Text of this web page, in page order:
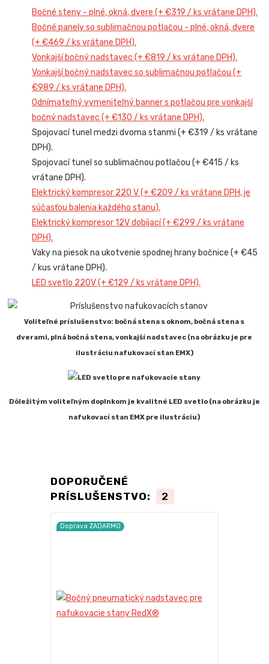
Bočné steny - plné, okná, dvere (+ €319 / ks vrátane DPH).
Bočné panely so sublimačnou potlačou - plné, okná, dvere
(+ €469 / ks vrátane DPH).
Vonkajší bočný nadstavec (+ €819 / ks vrátane DPH).
Vonkajší bočný nadstavec so sublimačnou potlačou (+
€989 / ks vrátane DPH).
Odnímateľný vymeniteľný banner s potlačou pre vonkajší
bočný nadstavec (+ €130 / ks vrátane DPH).
Spojovací tunel medzi dvoma stanmi (+ €319 / ks vrátane
DPH).
Spojovací tunel so sublimačnou potlačou (+ €415 / ks
vrátane DPH).
Elektrický kompresor 220 V (+ €209 / ks vrátane DPH, je
súčasťou balenia každého stanu).
Elektrický kompresor 12V dobíjací (+ €299 / ks vrátane
DPH).
Vaky na piesok na ukotvenie spodnej hrany bočnice (+ €45
/ kus vrátane DPH).
LED svetlo 220V (+ €129 / ks vrátane DPH).
Voliteľné príslušenstvo: bočná stena s oknom, bočná stena s
dverami, plná bočná stena, vonkajší nadstavec (na obrázku je pre
ilustráciu nafukovací stan EMX)
Dôležitým voliteľným doplnkom je kvalitné LED svetlo (na obrázku je
nafukovací stan EMX pre ilustráciu)
DOPORUČENÉ
PRÍSLUŠENSTVO:
2
Doprava ZADARMO